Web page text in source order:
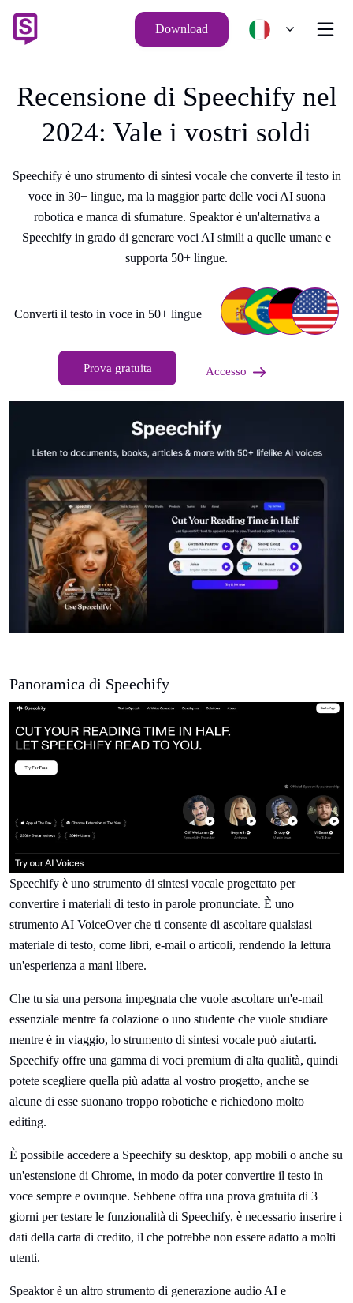
Download
Recensione di Speechify nel
2024: Vale i vostri soldi
Speechify è uno strumento di sintesi vocale che converte il testo in
voce in 30+ lingue, ma la maggior parte delle voci AI suona
robotica e manca di sfumature. Speaktor è un'alternativa a
Speechify in grado di generare voci AI simili a quelle umane e
supporta 50+ lingue.
Converti il testo in voce in 50+ lingue
Prova gratuita Accesso
Panoramica di Speechify
Speechify è uno strumento di sintesi vocale progettato per
convertire i materiali di testo in parole pronunciate. È uno
strumento AI VoiceOver che ti consente di ascoltare qualsiasi
materiale di testo, come libri, e-mail o articoli, rendendo la lettura
un'esperienza a mani libere.
Che tu sia una persona impegnata che vuole ascoltare un'e-mail
essenziale mentre fa colazione o uno studente che vuole studiare
mentre è in viaggio, lo strumento di sintesi vocale può aiutarti.
Speechify offre una gamma di voci premium di alta qualità, quindi
potete scegliere quella più adatta al vostro progetto, anche se
alcune di esse suonano troppo robotiche e richiedono molto
editing.
È possibile accedere a Speechify su desktop, app mobili o anche su
un'estensione di Chrome, in modo da poter convertire il testo in
voce sempre e ovunque. Sebbene offra una prova gratuita di 3
giorni per testare le funzionalità di Speechify, è necessario inserire i
dati della carta di credito, il che potrebbe non essere adatto a molti
utenti.
Speaktor è un altro strumento di generazione audio AI e